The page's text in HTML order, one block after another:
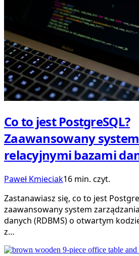
Co to jest PostgreSQL?
Zaawansowany
relacyjnymi bazami
Paweł Kmieciak16 min. czyt.
Zastanawiasz się, co to jest
zaawansowany system
danych (RDBMS) o otwartym
z…